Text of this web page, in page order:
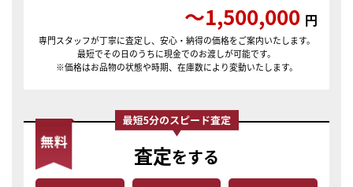
〜1,500,000 円
専門スタッフが丁寧に査定し、安心・納得の価格をご案内いたします。
最短でその日のうちに現金でのお渡しが可能です。
※価格はお品物の状態や時期、在庫数により変動いたします。
査定をする